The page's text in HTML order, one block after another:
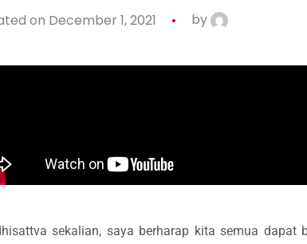
on December 1, 2021 by
sekalian, saya berharap kita semua